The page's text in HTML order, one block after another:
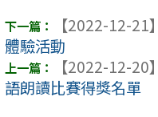
【2022-12-21】
體驗活動
【2022-12-20】
語朗讀比賽得獎名單